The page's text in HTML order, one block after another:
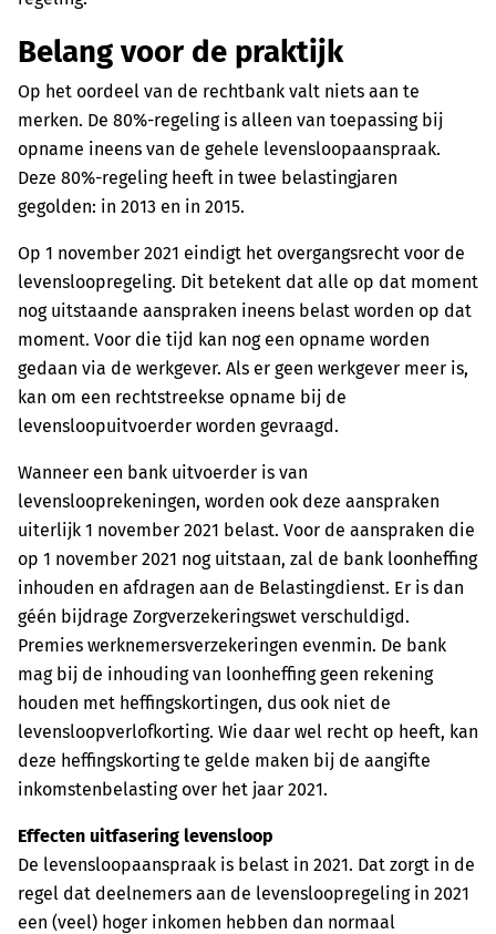
Belang voor de praktijk
Op het oordeel van de rechtbank valt niets aan te
merken. De 80%-regeling is alleen van toepassing bij
opname ineens van de gehele levensloopaanspraak.
Deze 80%-regeling heeft in twee belastingjaren
gegolden: in 2013 en in 2015.
Op 1 november 2021 eindigt het overgangsrecht voor de
levensloopregeling. Dit betekent dat alle op dat moment
nog uitstaande aanspraken ineens belast worden op dat
moment. Voor die tijd kan nog een opname worden
gedaan via de werkgever. Als er geen werkgever meer is,
kan om een rechtstreekse opname bij de
levensloopuitvoerder worden gevraagd.
Wanneer een bank uitvoerder is van
levenslooprekeningen, worden ook deze aanspraken
uiterlijk 1 november 2021 belast. Voor de aanspraken die
op 1 november 2021 nog uitstaan, zal de bank loonheffing
inhouden en afdragen aan de Belastingdienst. Er is dan
géén bijdrage Zorgverzekeringswet verschuldigd.
Premies werknemersverzekeringen evenmin. De bank
mag bij de inhouding van loonheffing geen rekening
houden met heffingskortingen, dus ook niet de
levensloopverlofkorting. Wie daar wel recht op heeft, kan
deze heffingskorting te gelde maken bij de aangifte
inkomstenbelasting over het jaar 2021.
Effecten uitfasering levensloop
De levensloopaanspraak is belast in 2021. Dat zorgt in de
regel dat deelnemers aan de levensloopregeling in 2021
een (veel) hoger inkomen hebben dan normaal